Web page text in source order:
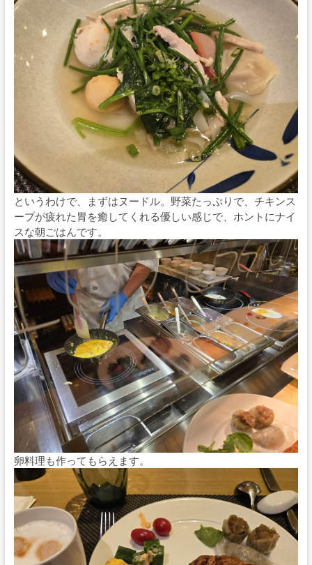
というわけで、まずはヌードル。野菜たっぷりで、チキンス
ープが疲れた胃を癒してくれる優しい感じで、ホントにナイ
スな朝ごはんです。
卵料理も作ってもらえます。